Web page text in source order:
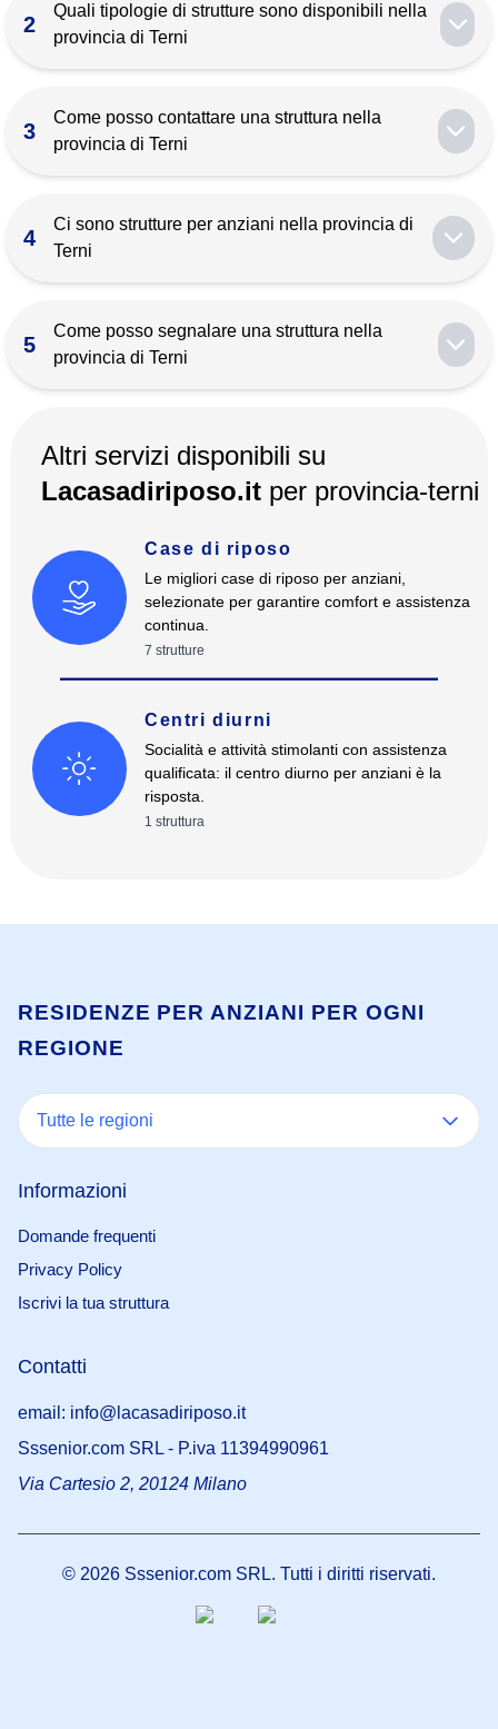
2
Quali tipologie di strutture sono disponibili nella
provincia di Terni
3
Come posso contattare una struttura nella
provincia di Terni
4
Ci sono strutture per anziani nella provincia di
Terni
5
Come posso segnalare una struttura nella
provincia di Terni
Altri servizi disponibili su
Lacasadiriposo.it per provincia-terni
Case di riposo
Le migliori case di riposo per anziani,
selezionate per garantire comfort e assistenza
continua.
7 strutture
Centri diurni
Socialità e attività stimolanti con assistenza
qualificata: il centro diurno per anziani è la
risposta.
1 struttura
RESIDENZE PER ANZIANI PER OGNI
REGIONE
Tutte le regioni
Informazioni
Domande frequenti
Privacy Policy
Iscrivi la tua struttura
Contatti
email: info@lacasadiriposo.it
Sssenior.com SRL - P.iva 11394990961
Via Cartesio 2, 20124 Milano
© 2026 Sssenior.com SRL. Tutti i diritti riservati.